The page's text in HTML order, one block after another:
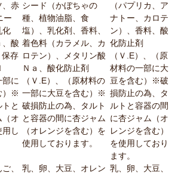
、赤
ー
化
、酸
保存
部に
）※
と
（オ
し
シード（かぼちゃの
種、植物油脂、食
塩）、乳化剤、香料、
着色料（カラメル、カ
ロテン）、メタリン酸
Ｎａ、酸化防止剤
（Ｖ.E）、（原材料の
一部に大豆を含む）※
破損防止の為、タルト
と容器の間に杏ジャム
（オレンジを含む）を
使用しております。
（パプリカ、ア
ナトー、カロテ
ン）、香料、酸
化防止剤
（Ｖ.E）、（原
材料の一部に大
豆を含む）※破
損防止の為、タ
ルトと容器の間
に杏ジャム（オ
レンジを含む）
を使用しており
ます。
、
乳、卵、大豆、オレン 乳、卵、大豆、